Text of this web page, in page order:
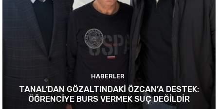
HABERLER
TANAL’DAN GÖZALTINDAKİ ÖZCAN’A DESTEK:
ÖĞRENCİYE BURS VERMEK SUÇ DEĞİLDİR